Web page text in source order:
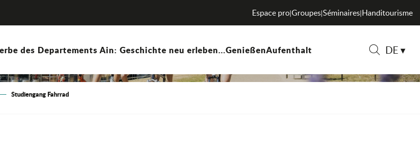
DE
Espace pro|Groupes|Séminaires|Handitourisme
des Departements Ain: Geschichte neu erleben...GenießenAufenthalt
Studiengang Fahrrad